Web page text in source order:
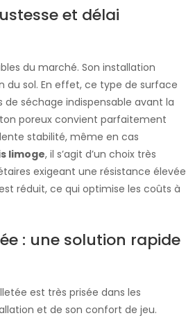
et délai
du marché. Son installation
du sol. En effet, ce type de surface
séchage indispensable avant la
poreux convient parfaitement
stabilité, même en cas
limoge, il s’agit d’un choix très
exigeant une résistance élevée
réduit, ce qui optimise les coûts à
: une solution rapide
est très prisée dans les
et de son confort de jeu.